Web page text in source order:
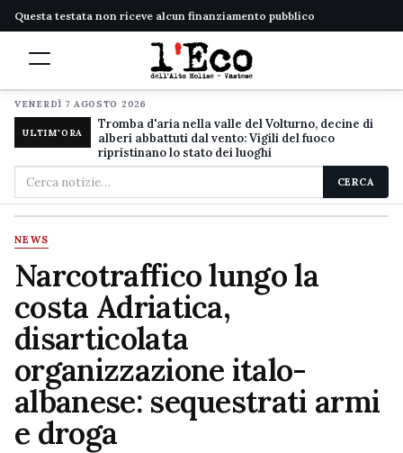
Questa testata non riceve alcun finanziamento pubblico
VENERDÌ 7 AGOSTO 2026
ULTIM'ORA
Tromba d'aria nella valle del Volturno, decine di
alberi abbattuti dal vento: Vigili del fuoco
ripristinano lo stato dei luoghi
Cerca
nel
sito
CERCA
NEWS
Narcotraffico lungo la
costa Adriatica,
disarticolata
organizzazione italo-
albanese: sequestrati armi
e droga